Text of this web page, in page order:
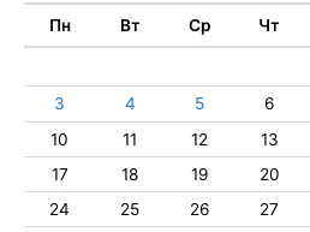
Пн Вт Ср Чт
3
4 5 6
10
11 12 13
17
18 19 20
24
25 26 27